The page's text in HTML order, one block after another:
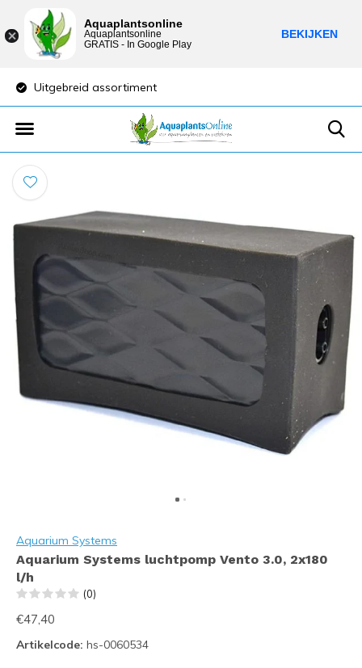
Uitgebreid assortiment
Aquarium Systems
Aquarium Systems luchtpomp Vento 3.0, 2x180
l/h
(0)
€47,40
Artikelcode: hs-0060534
Aquaplantsonline
Aquaplantsonline
GRATIS - In Google Play
BEKIJKEN